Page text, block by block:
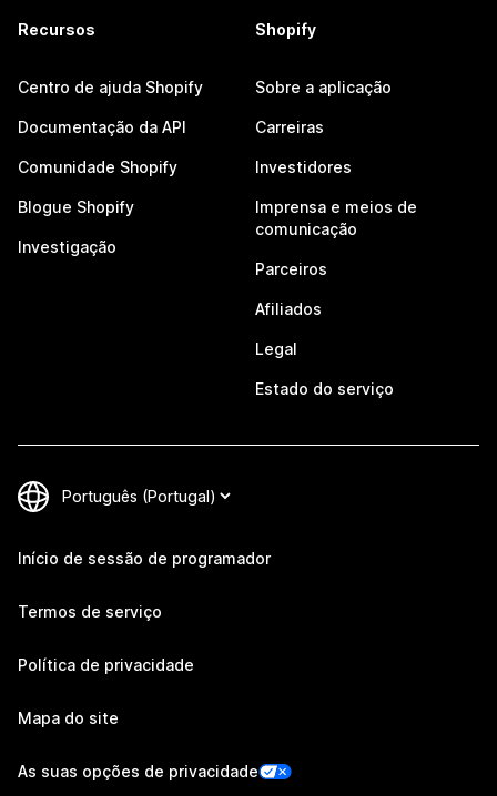
Recursos
Centro de ajuda Shopify
Documentação da API
Comunidade Shopify
Blogue Shopify
Investigação
Shopify
Sobre a aplicação
Carreiras
Investidores
Imprensa e meios de
comunicação
Parceiros
Afiliados
Legal
Estado do serviço
Início de sessão de programador
Termos de serviço
Política de privacidade
Mapa do site
As suas opções de privacidade